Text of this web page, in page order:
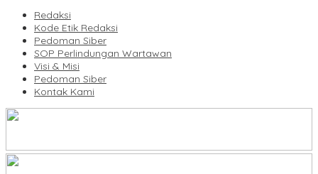
Redaksi
Kode Etik Redaksi
Pedoman Siber
SOP Perlindungan Wartawan
Visi & Misi
Pedoman Siber
Kontak Kami